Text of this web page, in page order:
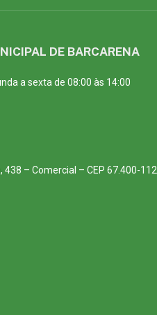
DE BARCARENA
a sexta de 08:00 às 14:00
438 – Comercial – CEP 67.400-112